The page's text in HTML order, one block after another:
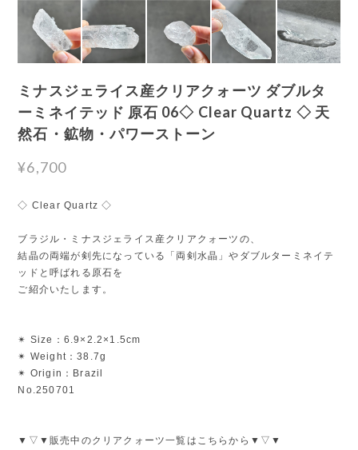
ミナスジェライス産クリアクォーツ ダブルタ
ーミネイテッド 原石 06◇ Clear Quartz ◇ 天
然石・鉱物・パワーストーン
¥6,700
◇ Clear Quartz ◇
ブラジル・ミナスジェライス産クリアクォーツの、
結晶の両端が剣先になっている「両剣水晶」やダブルターミネイテ
ッドと呼ばれる原石を
ご紹介いたします。
✴︎ Size：6.9×2.2×1.5cm
✴︎ Weight：38.7g
✴︎ Origin：Brazil
No.250701
▼▽▼販売中のクリアクォーツ一覧はこちらから▼▽▼